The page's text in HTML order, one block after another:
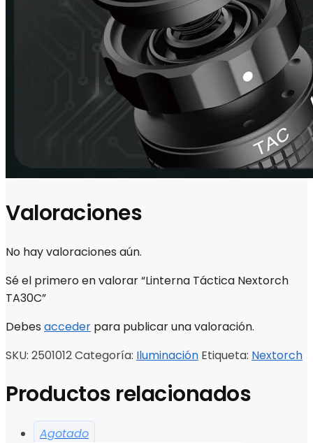
Valoraciones
No hay valoraciones aún.
Sé el primero en valorar “Linterna Táctica Nextorch
TA30C”
Debes acceder para publicar una valoración.
SKU: 2501012Categoría: Iluminación Etiqueta: Nextorch
Productos relacionados
Agotado